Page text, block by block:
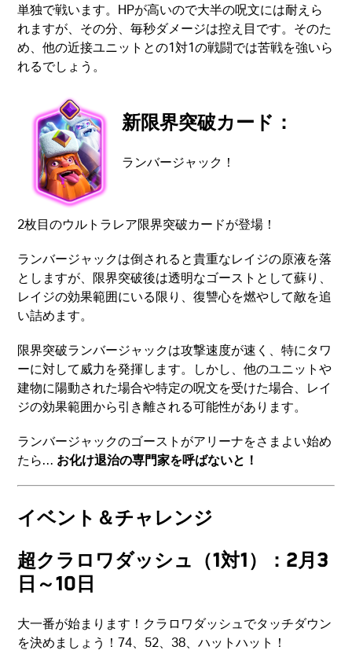
単独で戦います。HPが高いので大半の呪文には耐えら
れますが、その分、毎秒ダメージは控え目です。そのた
め、他の近接ユニットとの1対1の戦闘では苦戦を強いら
れるでしょう。
新限界突破カード：
ランバージャック！
2枚目のウルトラレア限界突破カードが登場！
ランバージャックは倒されると貴重なレイジの原液を落
としますが、限界突破後は透明なゴーストとして蘇り、
レイジの効果範囲にいる限り、復讐心を燃やして敵を追
い詰めます。
限界突破ランバージャックは攻撃速度が速く、特にタワ
ーに対して威力を発揮します。しかし、他のユニットや
建物に陽動された場合や特定の呪文を受けた場合、レイ
ジの効果範囲から引き離される可能性があります。
ランバージャックのゴーストがアリーナをさまよい始め
たら… お化け退治の専門家を呼ばないと！
イベント＆チャレンジ
超クラロワダッシュ（1対1）：2月3
日～10日
大一番が始まります！クラロワダッシュでタッチダウン
を決めましょう！74、52、38、ハットハット！